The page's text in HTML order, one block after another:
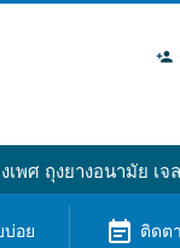
เพศ ถุงยางอนามัย เ
อย event_note ติดต